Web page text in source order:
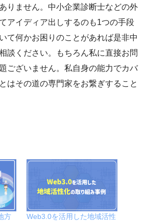
りません。中小企業診断士などの外
アイディア出しするのも1つの手段
て何かお困りのことがあれば是非中
談ください。もちろん私に直接お問
ございません。私自身の能力でカバ
はその道の専門家をお繋ぎすること
方
Web3.0を活用した地域活性